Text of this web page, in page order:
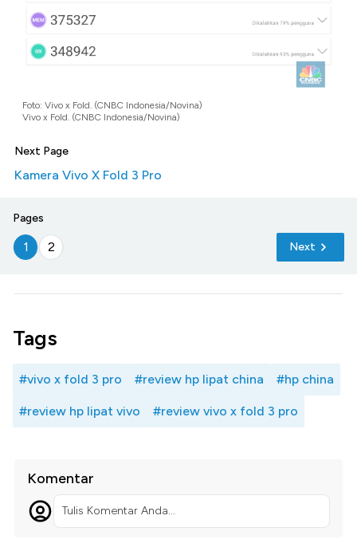
Foto: Vivo x Fold. (CNBC Indonesia/Novina)
Vivo x Fold. (CNBC Indonesia/Novina)
Next Page
Kamera Vivo X Fold 3 Pro
Pages
1 2 Next
Tags
#vivo x fold 3 pro #review hp lipat china #hp china
#review hp lipat vivo #review vivo x fold 3 pro
Komentar
Tulis Komentar Anda...